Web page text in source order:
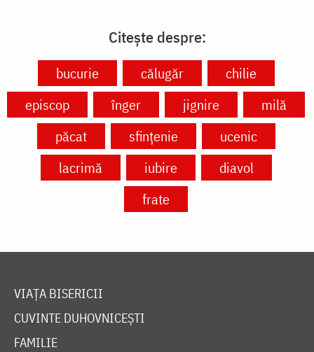
Citește despre:
bucurie călugăr
chilie
episcop
înger jignire
milă
păcat
sfințenie
ucenic
lacrimă
iubire
diavol
frate
VIAȚA BISERICII
CUVINTE DUHOVNICEȘTI
FAMILIE